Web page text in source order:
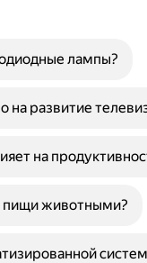
лампы?
на развитие
на
пищи животными?